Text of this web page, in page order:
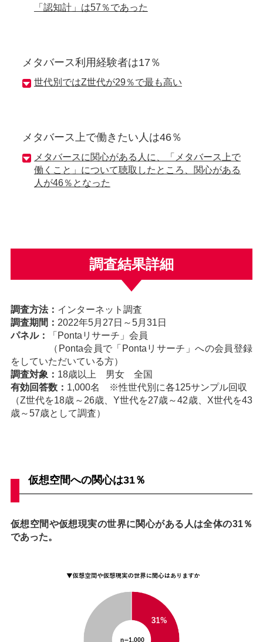
「認知計」は57％であった
メタバース利用経験者は17％
世代別ではZ世代が29％で最も高い
メタバース上で働きたい人は46％
メタバースに関心がある人に、「メタバース上で
働くこと」について聴取したところ、関心がある
人が46％となった
調査結果詳細
調査方法： インターネット調査
調査期間： 2022年5月27日～5月31日
パネル：
「Pontaリサーチ」会員
（Ponta会員で「Pontaリサーチ」への会員登録
をしていただいている方）
調査対象： 18歳以上 男女 全国
有効回答数： 1,000名 ※性世代別に各125サンプル回収
（Z世代を18歳～26歳、Y世代を27歳～42歳、X世代を43
歳～57歳として調査）
仮想空間への関心は31％
仮想空間や仮想現実の世界に関心がある人は全体の31％
であった。